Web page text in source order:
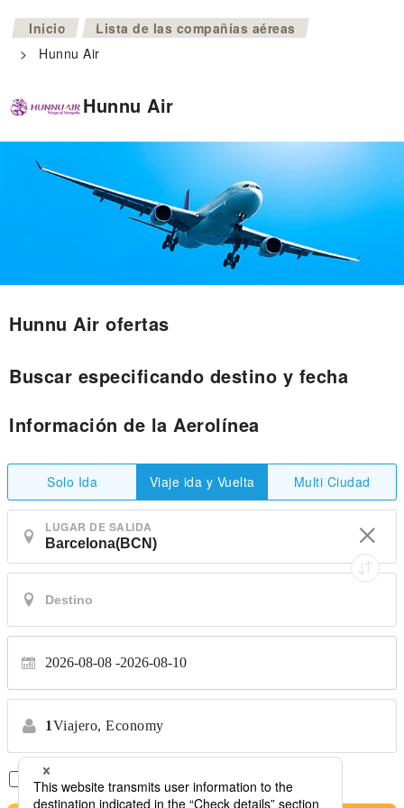
Inicio >
Lista de las compañías aéreas
>
Hunnu Air
Hunnu Air
Hunnu Air ofertas
Buscar especificando destino y fecha
Información de la Aerolínea
Solo Ida Viaje ida y Vuelta Multi Ciudad
LUGAR DE SALIDA
2026-08-08 2026-08-10
1Viajero, Economy
Solo Vuelos Directos *No se permiten transferencias